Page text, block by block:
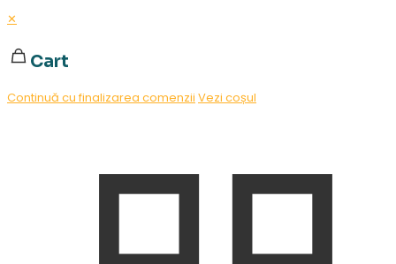
✕
Cart
Continuă cu finalizarea comenzii Vezi coșul